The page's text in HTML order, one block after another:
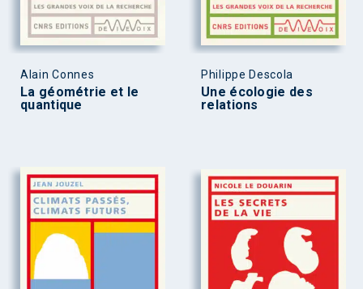
Alain Connes
La géométrie et le
quantique
Philippe Descola
Une écologie des
relations